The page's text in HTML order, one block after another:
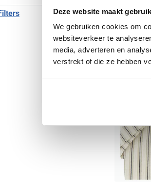
Deze website maakt
We gebruiken cookies om
websiteverkeer te
media, adverteren en
verstrekt of die ze hebben
meer Filters